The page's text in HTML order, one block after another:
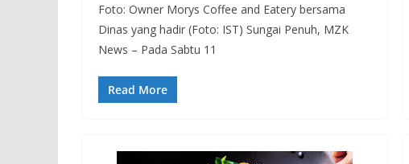
Foto: Owner Morys Coffee and Eatery bersama
Dinas yang hadir (Foto: IST) Sungai Penuh, MZK
News – Pada Sabtu 11
Read More